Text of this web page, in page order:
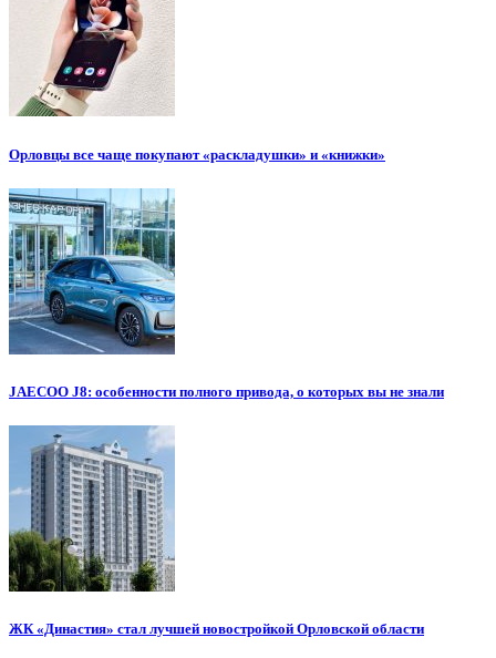
Орловцы все чаще покупают «раскладушки» и «книжки»
JAECOO J8: особенности полного привода, о которых вы не знали
ЖК «Династия» стал лучшей новостройкой Орловской области